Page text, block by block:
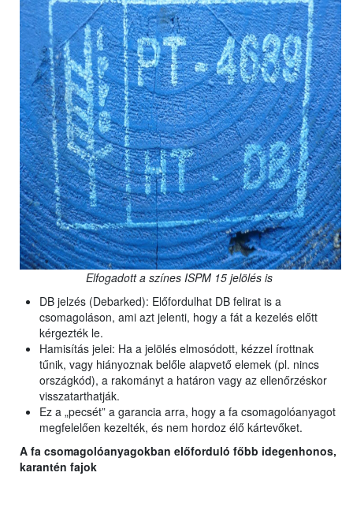
Elfogadott a színes ISPM 15 jelölés is
DB jelzés (Debarked): Előfordulhat DB felirat is a
csomagoláson, ami azt jelenti, hogy a fát a kezelés előtt
kérgezték le.
Hamisítás jelei: Ha a jelölés elmosódott, kézzel írottnak
tűnik, vagy hiányoznak belőle alapvető elemek (pl. nincs
országkód), a rakományt a határon vagy az ellenőrzéskor
visszatarthatják.
Ez a „pecsét” a garancia arra, hogy a fa csomagolóanyagot
megfelelően kezelték, és nem hordoz élő kártevőket.
A fa csomagolóanyagokban előforduló főbb idegenhonos,
karantén fajok